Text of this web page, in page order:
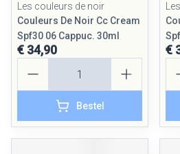
Les couleurs de noir
Couleurs De Noir Cc Cream
Spf30 06 Cappuc. 30ml
€ 34,90
Bestel
€